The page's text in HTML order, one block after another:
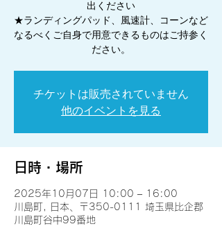
出ください
★ランディングパッド、風速計、コーンなど
なるべくご自身で用意できるものはご持参く
ださい。
チケットは販売されていません
他のイベントを見る
日時・場所
2025年10月07日 10:00 – 16:00
川島町, 日本、〒350-0111 埼玉県比企郡
川島町谷中99番地